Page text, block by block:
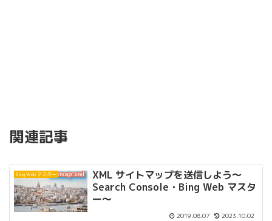
関連記事
Bing Web マスター
XML サイトマップを送信しよう〜
Search Console・Bing Web マスタ
ー〜
2019.08.07 2023.10.02